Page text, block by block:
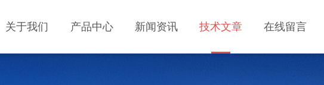
关于我们 产品中心 新闻资讯 技术文章 在线留言